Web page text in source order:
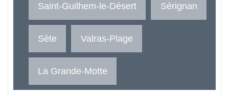
Saint-Guilhem-le-Désert Sérignan
Sète Valras-Plage
La Grande-Motte